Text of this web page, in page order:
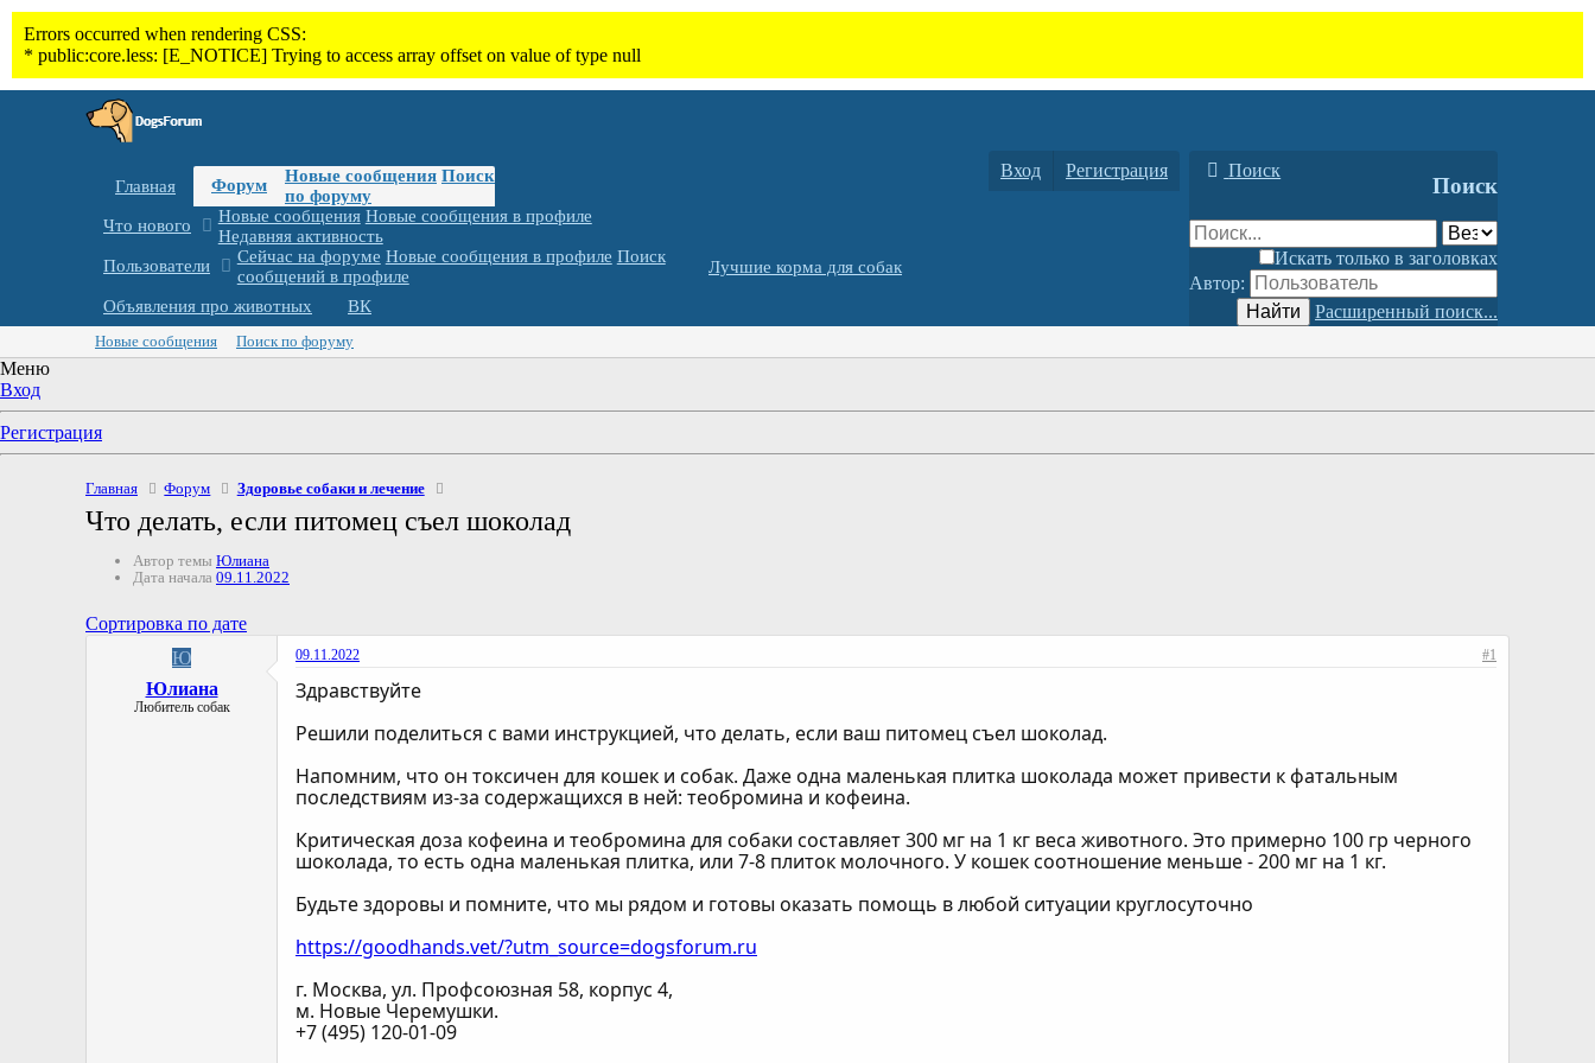
Главная Форум Новые сообщения Поиск
по форуму
Что нового
Новые сообщения Новые сообщения в профиле
Недавняя активность
Пользователи
Сейчас на форуме Новые сообщения в профиле Поиск
сообщений в профиле
Лучшие корма для собак
Объявления про животных ВК
Вход Регистрация Поиск
Поиск
Искать только в заголовках
Автор:
Найти
Расширенный поиск...
Новые сообщения Поиск по форуму
Меню
Вход
Регистрация
Главная Форум Здоровье собаки и лечение
Что делать, если питомец съел шоколад
Автор темы Юлиана
Дата начала 09.11.2022
Сортировка по дате
Ю
Юлиана
Любитель собак
09.11.2022 #1
Здравствуйте
Решили поделиться с вами инструкцией, что делать, если ваш питомец съел шоколад.
Напомним, что он токсичен для кошек и собак. Даже одна маленькая плитка шоколада может привести к фатальным
последствиям из-за содержащихся в ней: теобромина и кофеина.
Критическая доза кофеина и теобромина для собаки составляет 300 мг на 1 кг веса животного. Это примерно 100 гр черного
шоколада, то есть одна маленькая плитка, или 7-8 плиток молочного. У кошек соотношение меньше - 200 мг на 1 кг.
Будьте здоровы и помните, что мы рядом и готовы оказать помощь в любой ситуации круглосуточно
https://goodhands.vet/?utm_source=dogsforum.ru
г. Москва, ул. Профсоюзная 58, корпус 4,
м. Новые Черемушки.
+7 (495) 120-01-09